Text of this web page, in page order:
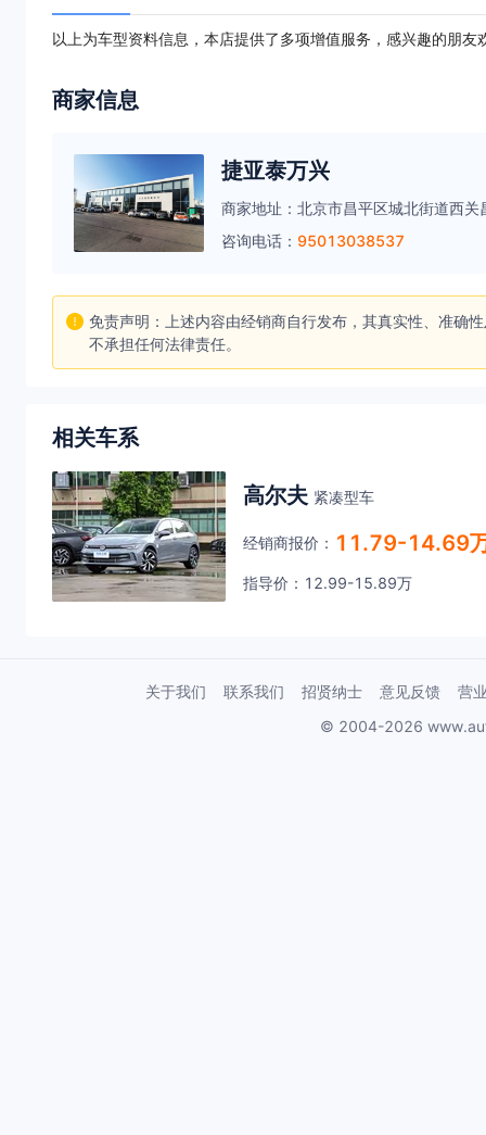
以上为车型资料信息，本店提供了多项增值服务，感兴趣的朋友
商家信息
捷亚泰万兴
商家地址： 北京市昌平区城北街道西
咨询电话： 95013038537
免责声明：上述内容由经销商自行发布，其真实性、准确
不承担任何法律责任。
相关车系
高尔夫 紧凑型车
经销商报价： 11.79-14.69
指导价：12.99-15.89万
关于我们 联系我们 招贤纳士 意见反馈
营
© 2004-2026